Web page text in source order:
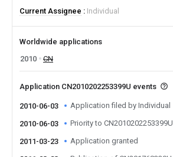
Current Assignee
Individual
Worldwide applications
2010
CN
Application CN2010202253399U events
2010-06-03 Application filed by Individual
2010-06-03 Priority to CN2010202253399U
2011-03-23 Application granted